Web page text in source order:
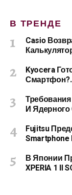
В ТРЕНДЕ
Casio
Kyocera
И Ядерного
Fujitsu
Smartphone
В Японии
XPERIA 1 II